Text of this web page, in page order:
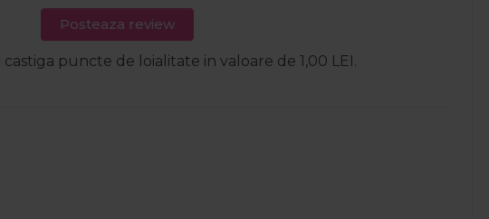
Posteaza review
castiga puncte de loialitate in valoare de 1,00 LEI.